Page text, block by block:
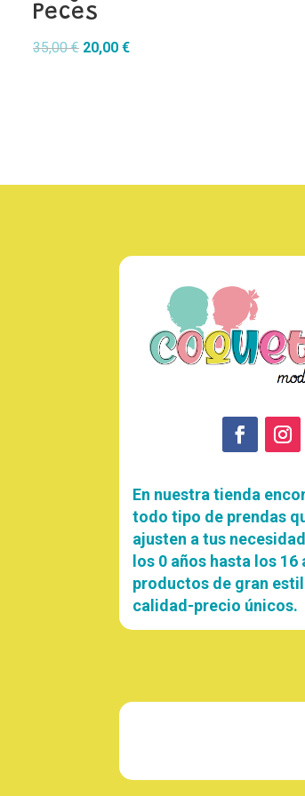
Peces
35,00€ El
20,00 €El
En nuestra tienda
todo tipo de prendas
ajusten a tus
los 0 años hasta los 16
productos de gran
calidad-precio únicos.